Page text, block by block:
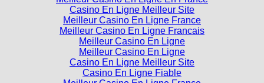
Casino En Ligne Meilleur Site
Meilleur Casino En Ligne France
Meilleur Casino En Ligne Francais
Meilleur Casino En Ligne
Meilleur Casino En Ligne
Casino En Ligne Meilleur Site
Casino En Ligne Fiable